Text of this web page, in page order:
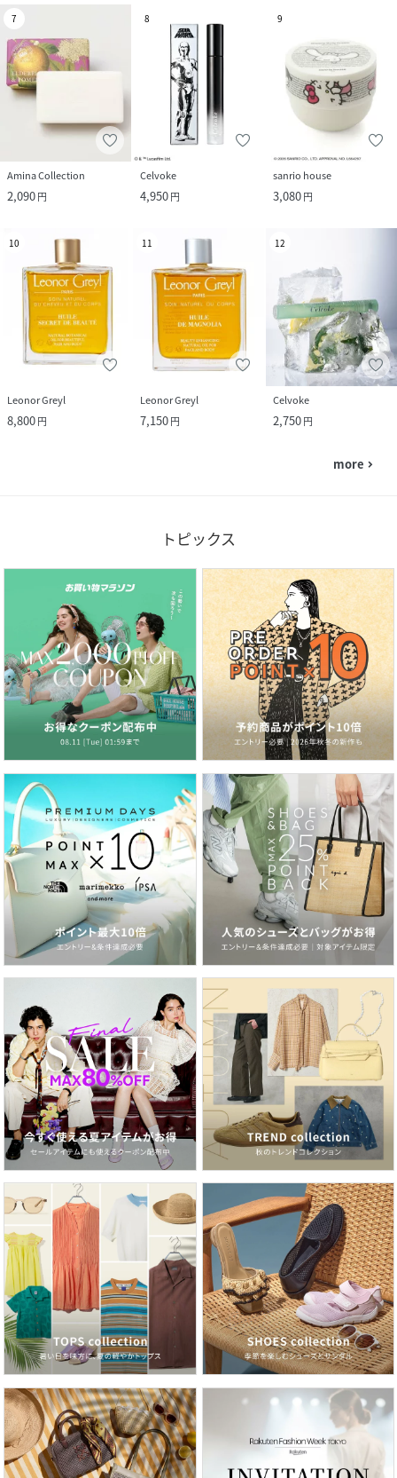
7
Amina Collection
2,090円
8
Celvoke
4,950円
9
sanrio house
3,080円
10
Leonor Greyl
8,800円
11
Leonor Greyl
7,150円
12
Celvoke
2,750円
more navigate_next
トピックス